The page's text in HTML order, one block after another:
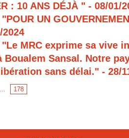
: 10 ANS DÉJÀ " - 08/01/
UN
2024
"Le MRC exprime sa vive
Boualem Sansal. Notre
sans délai." - 28/
... 178